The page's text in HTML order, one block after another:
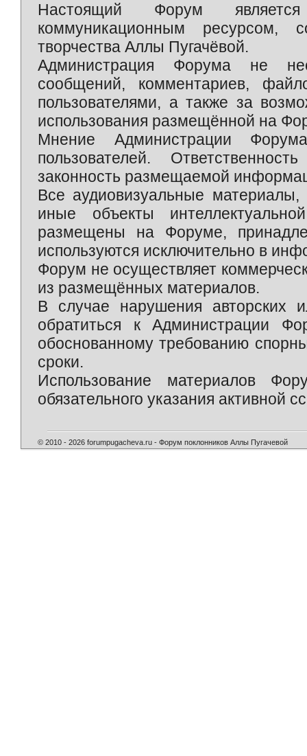
Настоящий Форум является
коммуникационным ресурсом,
творчества Аллы Пугачёвой.
Администрация Форума не
сообщений, комментариев,
пользователями, а также за
использования размещённой на
Мнение Администрации
пользователей.
законность размещаемой
Все аудиовизуальные
иные объекты
размещены на Форуме,
используются исключительно в
Форум не осуществляет
из размещённых материалов.
В случае нарушения авторских
обратиться к Администрации
обоснованному требованию
сроки.
Использование материалов
обязательного указания активной
© 2010 - 2026 forumpugacheva.ru - Форум поклонников Аллы Пугачевой